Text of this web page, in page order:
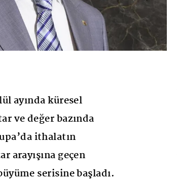
ayında küresel
ve değer bazında
ithalatın
arayışına geçen
serisine başladı.